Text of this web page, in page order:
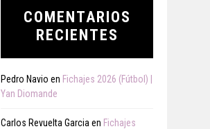
COMENTARIOS
RECIENTES
Pedro Navio en Fichajes 2026 (Fútbol) |
Yan Diomande
Carlos Revuelta Garcia en Fichajes